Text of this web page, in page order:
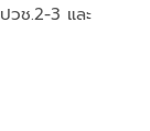
วช.2-3 และ